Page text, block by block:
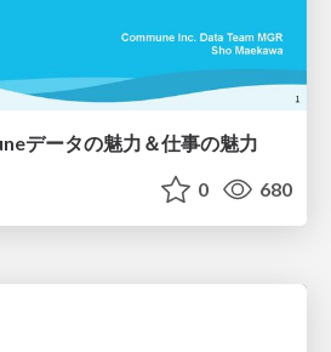
データの魅力＆仕事の魅力
0 680